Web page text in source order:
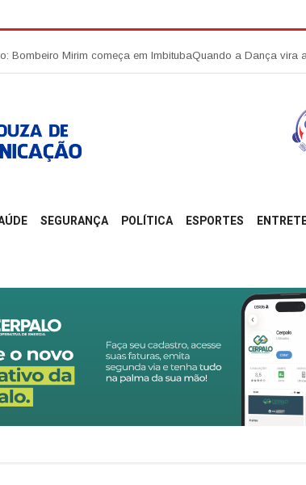
Mirim começa em ImbitubaQuando a Dança vira apelo
SEGURANÇA POLÍTICA ESPORTES